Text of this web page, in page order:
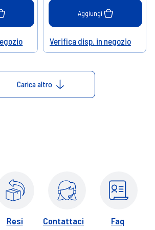
Aggiungi
Help
Verifica disp. in negozio
Carica altro
Resi Contattaci Faq